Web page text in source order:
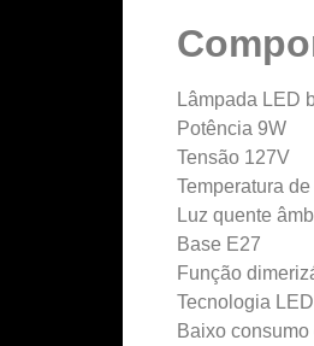
Lâmpada LED
Potência 9W
Tensão 127V
Temperatura
Luz quente
Base E27
Função
Tecnologia LED
Baixo